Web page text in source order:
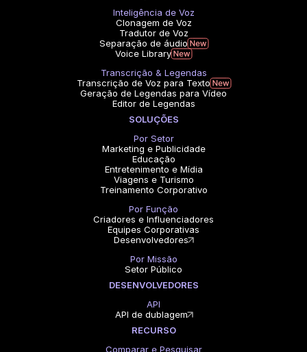
Inteligência de Voz
Clonagem de Voz
Tradutor de Voz
Separação de áudio
Voice Library
Transcrição & Legendas
Transcrição de Voz para Texto
Geração de Legendas para Vídeo
Editor de Legendas
SOLUÇÕES
Por Setor
Marketing e Publicidade
Educação
Entretenimento e Mídia
Viagens e Turismo
Treinamento Corporativo
Por Função
Criadores e Influenciadores
Equipes Corporativas
Desenvolvedores
Por Missão
Setor Público
DESENVOLVEDORES
API
API de dublagem
RECURSO
Comparar e Pesquisar